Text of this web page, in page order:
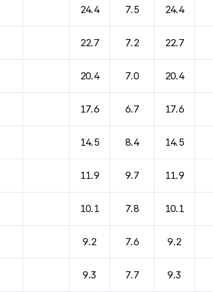
24.4 7.5 24.4
22.7 7.2 22.7
20.4 7.0 20.4
17.6 6.7 17.6
14.5 8.4 14.5
11.9 9.7 11.9
10.1 7.8 10.1
9.2 7.6 9.2
9.3 7.7 9.3